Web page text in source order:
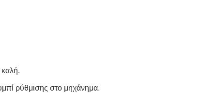
καλή.
ρύθμισης στο μηχάνημα.